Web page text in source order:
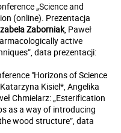
„Science and
(online). Prezentacja
Zaborniak, Paweł
active
data prezentacji:
"Horizons of Science
Kisiel*, Angelika
Chmielarz: „Esterification
as a way of introducing
wood structure”, data